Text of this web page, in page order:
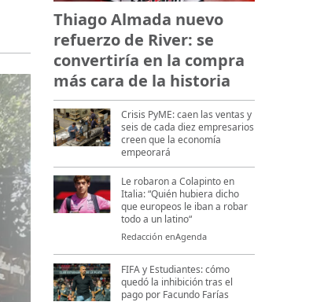
Thiago Almada nuevo
refuerzo de River: se
convertiría en la compra
más cara de la historia
Crisis PyME: caen las ventas y
seis de cada diez empresarios
creen que la economía
empeorará
Le robaron a Colapinto en
Italia: “Quién hubiera dicho
que europeos le iban a robar
todo a un latino“
Redacción enAgenda
FIFA y Estudiantes: cómo
quedó la inhibición tras el
pago por Facundo Farías